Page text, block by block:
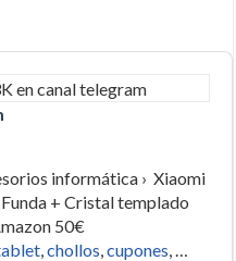
informática › Xiaomi
+ Cristal templado
50€
,chollos,cupones, …